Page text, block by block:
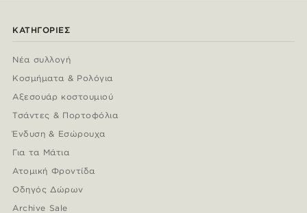
ΚΑΤΗΓΟΡΊΕΣ
Νέα συλλογή
Κοσμήματα & Ρολόγια
Αξεσουάρ κοστουμιού
Τσάντες & Πορτοφόλια
Ένδυση & Εσώρουχα
Για τα Μάτια
Ατομική Φροντίδα
Οδηγός Δώρων
Archive Sale